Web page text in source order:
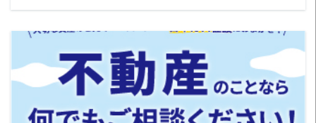
READ MORE